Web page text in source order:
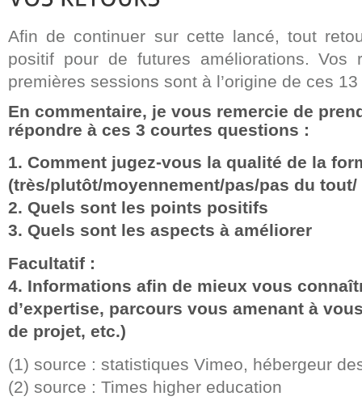
Afin de continuer sur cette lancé, tout
positif pour de futures améliorations. Vos
premières sessions sont à l’origine de ces
En commentaire, je vous remercie de
répondre à ces 3 courtes questions :
1. Comment jugez-vous la qualité de la
(très/plutôt/moyennement/pas/pas du
2. Quels sont les points positifs
3. Quels sont les aspects à améliorer
Facultatif :
4. Informations afin de mieux vous
d’expertise, parcours vous amenant à
de projet, etc.)
(1) source : statistiques Vimeo, hébergeur
(2) source : Times higher education